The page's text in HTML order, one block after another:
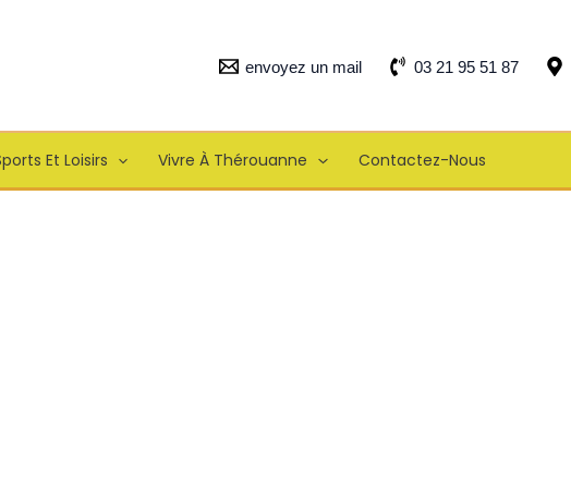
envoyez un mail 03 21 95 51 87
Et Loisirs Vivre À Thérouanne Contactez-Nous